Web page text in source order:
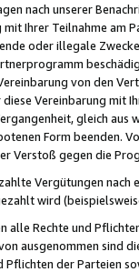
nach unserer
Ihrer Teilnahme am
oder illegale
von den
Vereinbarung mit
gleich
Form beenden.
Verstoß gegen die
Vergütungen
wird
alle Rechte und
ausgenommen sind
der Parteien